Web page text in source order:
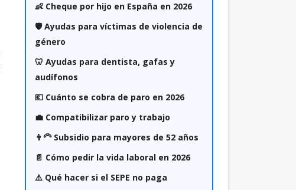
👶 Cheque por hijo en España en 2026
🛡️ Ayudas para víctimas de violencia de
género
🦷 Ayudas para dentista, gafas y
audífonos
💶 Cuánto se cobra de paro en 2026
💼 Compatibilizar paro y trabajo
👨‍🦳 Subsidio para mayores de 52 años
📄 Cómo pedir la vida laboral en 2026
⚠️ Qué hacer si el SEPE no paga